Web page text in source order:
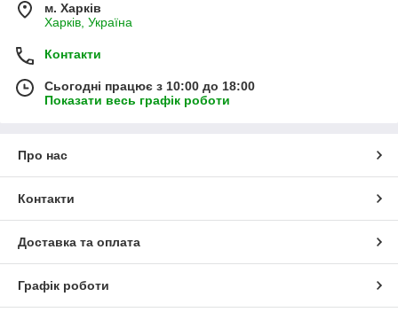
м. Харків
Харків, Україна
Контакти
Сьогодні працює з 10:00 до 18:00
Показати весь графік роботи
Про нас
Контакти
Доставка та оплата
Графік роботи